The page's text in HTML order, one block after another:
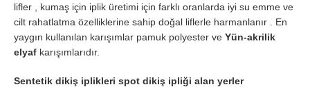
lifler , kumaş için iplik üretimi için farklı oranlarda iyi su emme ve
cilt rahatlatma özelliklerine sahip doğal liflerle harmanlanır . En
yaygın kullanılan karışımlar pamuk polyester ve Yün-akrilik
elyaf karışımlarıdır.
Sentetik dikiş iplikleri spot dikiş ipliği alan yerler